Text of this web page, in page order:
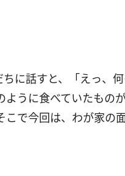
に話すと、「えっ、
うに食べていたものが
こで今回は、わが家の